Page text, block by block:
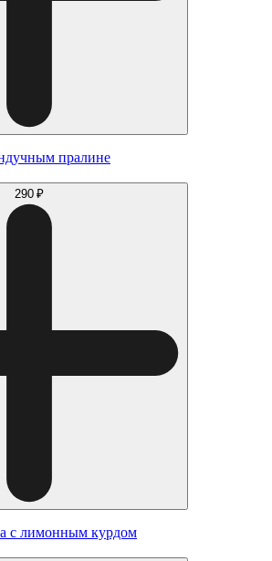
пралине
290 ₽
с лимонным курдом